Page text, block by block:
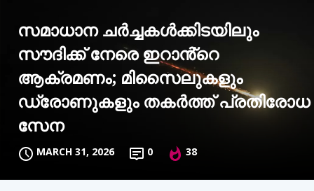
സമാധാന ചർച്ചകൾക്കിടയിലും
സൗദിക്ക് നേരെ ഇറാൻ്റെ
ആക്രമണം; മിസൈലുകളും
ഡ്രോണുകളും തകർത്ത് പ്രതിരോധ
സേന
MARCH 31, 2026 0 38